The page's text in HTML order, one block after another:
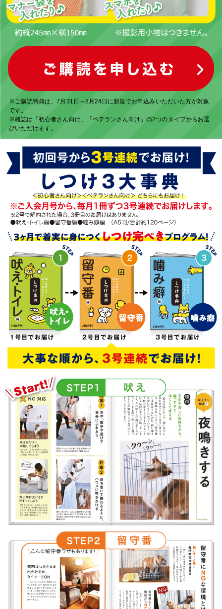
※ご購読特典は、7月31日～8月24日に新規でお申込みいただいた方が対象
です。
※雑誌は「初心者さん向け」「ベテランさん向け」の2つのタイプからお選
びいただけます。